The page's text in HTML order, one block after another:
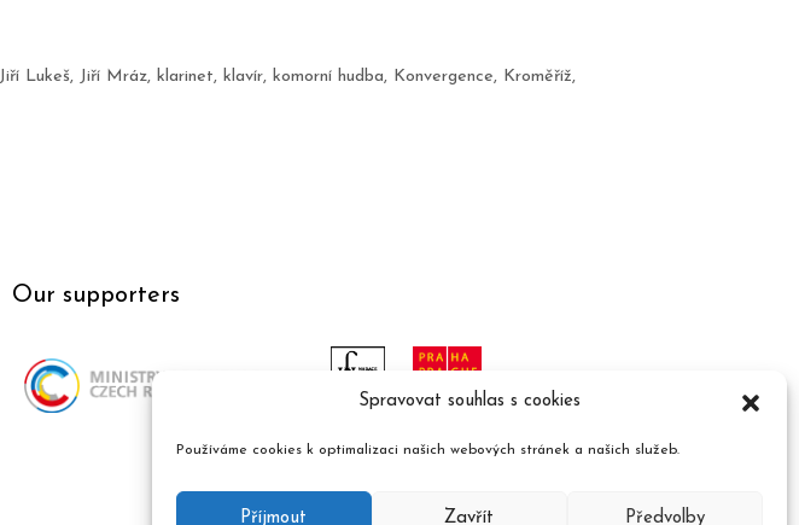
Spravovat souhlas s cookies
Používáme cookies k optimalizaci našich webových stránek a našich služeb.
Příjmout Zavřít Předvolby
Jiří Lukeš, Jiří Mráz, klarinet, klavír, komorní hudba, Konvergence, Kroměříž,
Our supporters